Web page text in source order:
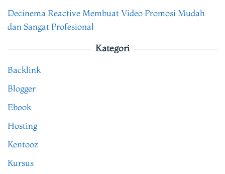
Decinema Reactive Membuat Video Promosi Mudah
dan Sangat Profesional
Kategori
Backlink
Blogger
Ebook
Hosting
Kentooz
Kursus